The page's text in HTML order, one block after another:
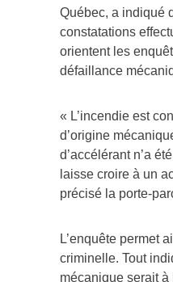
Québec, a indiqué
constatations
orientent les
défaillance
« L’incendie est
d’origine
d’accélérant n’a
laisse croire à un
précisé la porte-
L’enquête permet
criminelle. Tout
mécanique serait à